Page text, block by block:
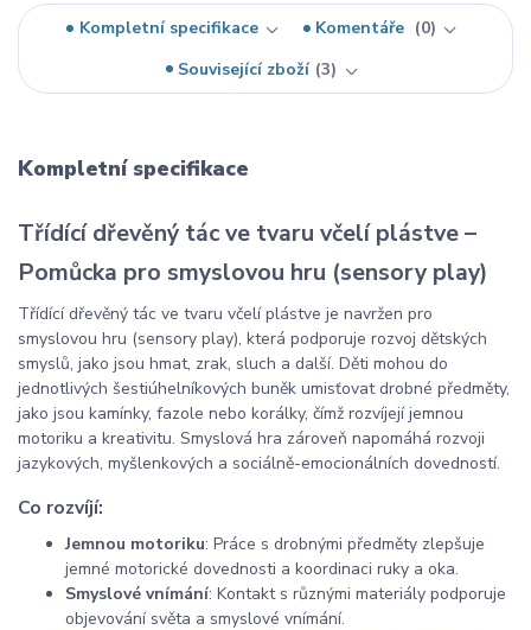
Kompletní specifikace Komentáře
0
Související zboží 3
Kompletní specifikace
Třídící dřevěný tác ve tvaru včelí plástve –
Pomůcka pro smyslovou hru (sensory play)
Třídící dřevěný tác ve tvaru včelí plástve je navržen pro
smyslovou hru (sensory play), která podporuje rozvoj dětských
smyslů, jako jsou hmat, zrak, sluch a další. Děti mohou do
jednotlivých šestiúhelníkových buněk umisťovat drobné předměty,
jako jsou kamínky, fazole nebo korálky, čímž rozvíjejí jemnou
motoriku a kreativitu. Smyslová hra zároveň napomáhá rozvoji
jazykových, myšlenkových a sociálně-emocionálních dovedností.
Co rozvíjí:
Jemnou motoriku: Práce s drobnými předměty zlepšuje
jemné motorické dovednosti a koordinaci ruky a oka.
Smyslové vnímání: Kontakt s různými materiály podporuje
objevování světa a smyslové vnímání.